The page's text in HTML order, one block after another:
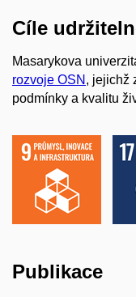
Cíle
Masarykova
rozvoje OSN , jejichž
podmínky a kvalitu
Publikace